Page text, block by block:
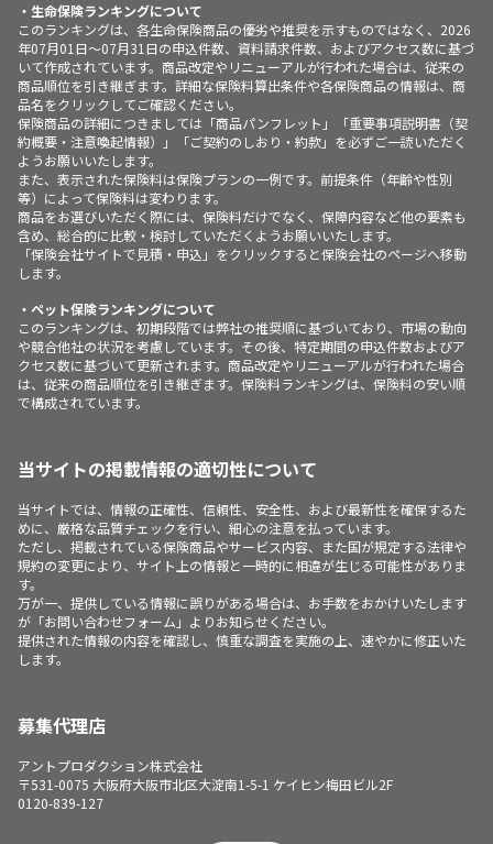
・生命保険ランキングについて
このランキングは、各生命保険商品の優劣や推奨を示すものではなく、2026
年07月01日～07月31日の申込件数、資料請求件数、およびアクセス数に基づ
いて作成されています。商品改定やリニューアルが行われた場合は、従来の
商品順位を引き継ぎます。詳細な保険料算出条件や各保険商品の情報は、商
品名をクリックしてご確認ください。
保険商品の詳細につきましては「商品パンフレット」「重要事項説明書（契
約概要・注意喚起情報）」「ご契約のしおり・約款」を必ずご一読いただく
ようお願いいたします。
また、表示された保険料は保険プランの一例です。前提条件（年齢や性別
等）によって保険料は変わります。
商品をお選びいただく際には、保険料だけでなく、保障内容など他の要素も
含め、総合的に比較・検討していただくようお願いいたします。
「保険会社サイトで見積・申込」をクリックすると保険会社のページへ移動
します。
・ペット保険ランキングについて
このランキングは、初期段階では弊社の推奨順に基づいており、市場の動向
や競合他社の状況を考慮しています。その後、特定期間の申込件数およびア
クセス数に基づいて更新されます。商品改定やリニューアルが行われた場合
は、従来の商品順位を引き継ぎます。保険料ランキングは、保険料の安い順
で構成されています。
当サイトの掲載情報の適切性について
当サイトでは、情報の正確性、信頼性、安全性、および最新性を確保するた
めに、厳格な品質チェックを行い、細心の注意を払っています。
ただし、掲載されている保険商品やサービス内容、また国が規定する法律や
規約の変更により、サイト上の情報と一時的に相違が生じる可能性がありま
す。
万が一、提供している情報に誤りがある場合は、お手数をおかけいたします
が「お問い合わせフォーム」よりお知らせください。
提供された情報の内容を確認し、慎重な調査を実施の上、速やかに修正いた
します。
募集代理店
アントプロダクション株式会社
〒531-0075 大阪府大阪市北区大淀南1-5-1 ケイヒン梅田ビル2F
0120-839-127